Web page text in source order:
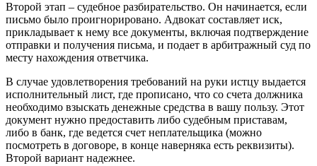
Второй этап – судебное разбирательство. Он начинается, если
письмо было проигнорировано. Адвокат составляет иск,
прикладывает к нему все документы, включая подтверждение
отправки и получения письма, и подает в арбитражный суд по
месту нахождения ответчика.
В случае удовлетворения требований на руки истцу выдается
исполнительный лист, где прописано, что со счета должника
необходимо взыскать денежные средства в вашу пользу. Этот
документ нужно предоставить либо судебным приставам,
либо в банк, где ведется счет неплательщика (можно
посмотреть в договоре, в конце наверняка есть реквизиты).
Второй вариант надежнее.